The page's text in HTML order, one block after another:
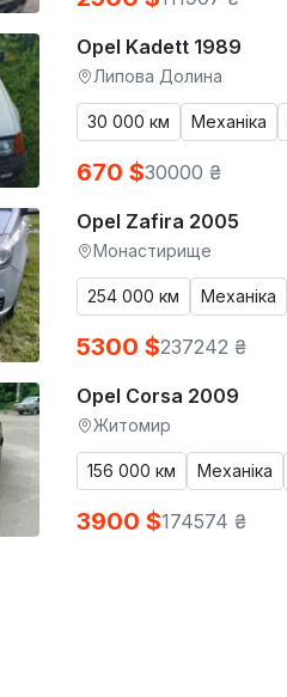
Opel Kadett 1989
Липова Долина
30 000 км Механіка
670 $30000 ₴
Opel Zafira 2005
Монастирище
254 000 км Механіка
5300 $237242 ₴
Opel Corsa 2009
Житомир
156 000 км Механіка
3900 $174574 ₴